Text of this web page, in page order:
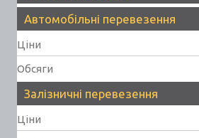
Автомобільні перевезення
Ціни
Обсяги
Залізничні перевезення
Ціни